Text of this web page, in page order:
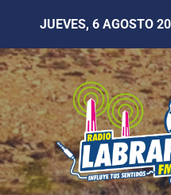
JUEVES, 6 AGOSTO